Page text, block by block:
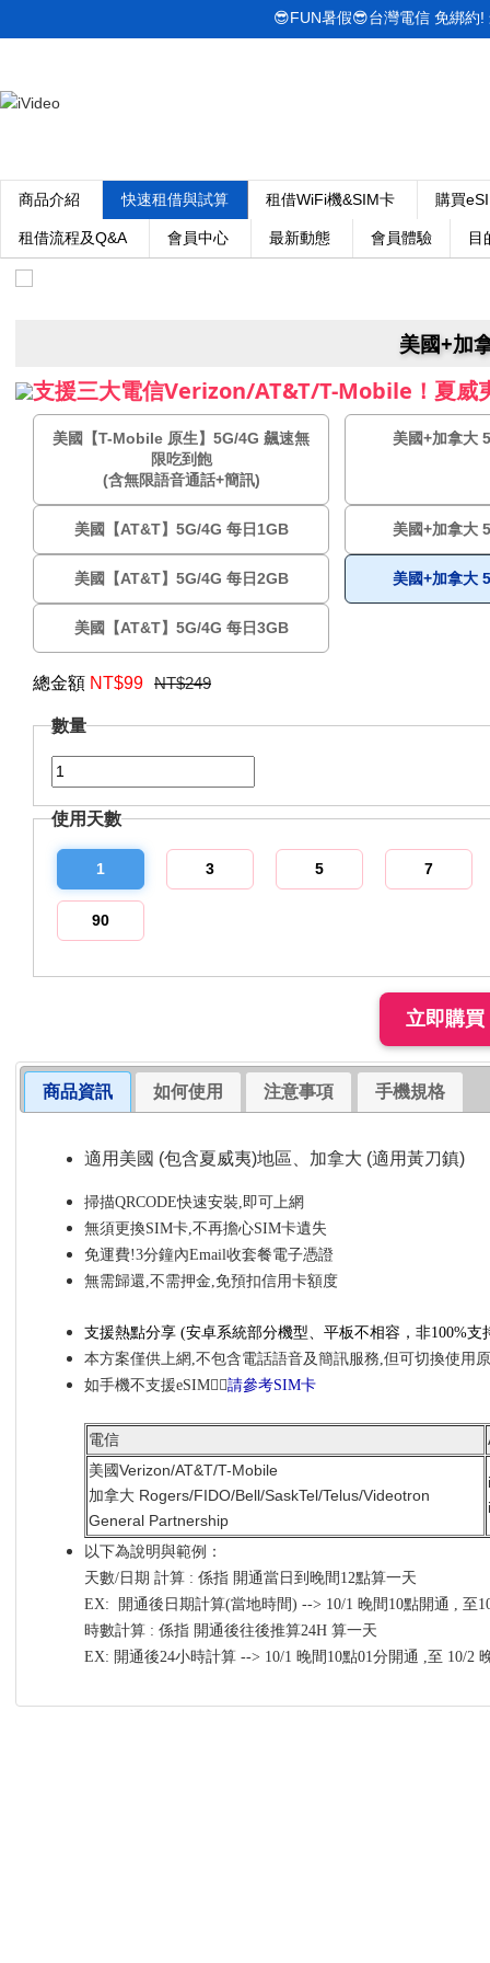
商品介紹 快速租借與試算 租借WiFi機&SIM卡 購買
租借流程及Q&A 會員中心 最新動態 會員體驗 目
😎FUN暑假😎台灣電信 免綁約
美國+加
支援三大電信Verizon/AT&T/T-Mobile！夏威
美國【T-Mobile 原生】5G/4G 飆速無
限吃到飽
(含無限語音通話+簡訊)
美國+加拿大
美國【AT&T】5G/4G 每日1GB 美國+加拿大
美國【AT&T】5G/4G 每日2GB 美國+加拿大
美國【AT&T】5G/4G 每日3GB
總金額 NT$99 NT$249
數量
使用天數
1 3 5 7
90
商品資訊 如何使用 注意事項 手機規格
適用美國 (包含夏威夷)地區、加拿大 (適用黃刀鎮)
掃描QRCODE快速安裝,即可上網
無須更換SIM卡,不再擔心SIM卡遺失
免運費!3分鐘內Email收套餐電子憑證
無需歸還,不需押金,免預扣信用卡額度
支援熱點分享 (安卓系統部分機型、平板不相容，非100%支
本方案僅供上網,不包含電話語音及簡訊服務,但可切換使用
如手機不支援eSIM👉🏼請參考SIM卡
電信
美國Verizon/AT&T/T-Mobile
加拿大 Rogers/FIDO/Bell/SaskTel/Telus/Videotron
General Partnership
以下為說明與範例：
天數/日期 計算 : 係指 開通當日到晚間12點算一天
EX: 開通後日期計算(當地時間) --> 10/1 晚間10點開通 , 至
時數計算 : 係指 開通後往後推算24H 算一天
EX: 開通後24小時計算 --> 10/1 晚間10點01分開通 ,至 10/2